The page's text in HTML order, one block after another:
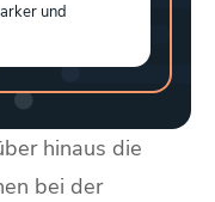
und
hinaus die
bei der